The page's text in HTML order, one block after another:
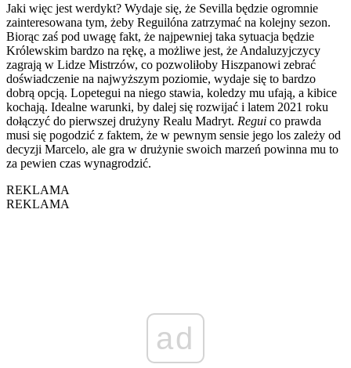
Jaki więc jest werdykt? Wydaje się, że Sevilla będzie ogromnie
zainteresowana tym, żeby Reguilóna zatrzymać na kolejny sezon.
Biorąc zaś pod uwagę fakt, że najpewniej taka sytuacja będzie
Królewskim bardzo na rękę, a możliwe jest, że Andaluzyjczycy
zagrają w Lidze Mistrzów, co pozwoliłoby Hiszpanowi zebrać
doświadczenie na najwyższym poziomie, wydaje się to bardzo
dobrą opcją. Lopetegui na niego stawia, koledzy mu ufają, a kibice
kochają. Idealne warunki, by dalej się rozwijać i latem 2021 roku
dołączyć do pierwszej drużyny Realu Madryt. Regui co prawda
musi się pogodzić z faktem, że w pewnym sensie jego los zależy od
decyzji Marcelo, ale gra w drużynie swoich marzeń powinna mu to
za pewien czas wynagrodzić.
REKLAMA
REKLAMA
ad